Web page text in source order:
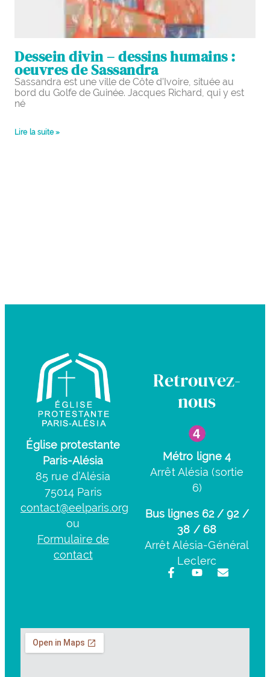
Dessein divin – dessins humains :
oeuvres de Sassandra
Sassandra est une ville de Côte d’Ivoire, située au
bord du Golfe de Guinée. Jacques Richard, qui y est
né
Lire la suite »
Église protestante
Paris-Alésia
85 rue d’Alésia
75014 Paris
contact@eelparis.org
ou
Formulaire de
contact
Retrouvez-
nous
Métro ligne 4
Arrêt Alésia (sortie
6)
Bus lignes 62 / 92 /
38 / 68
Arrêt Alésia-Général
Leclerc